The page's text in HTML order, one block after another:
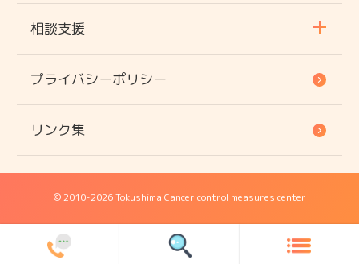
相談支援
プライバシーポリシー
リンク集
© 2010-2026 Tokushima Cancer control measures center